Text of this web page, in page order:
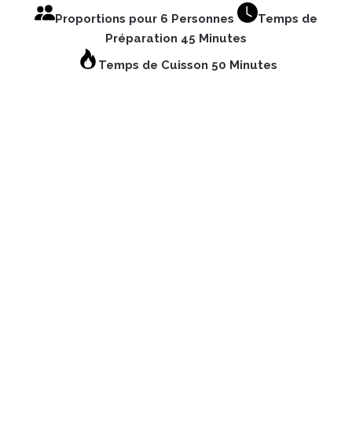
Proportions pour 6 Personnes
Temps de
Préparation 45 Minutes
Temps de Cuisson 50 Minutes